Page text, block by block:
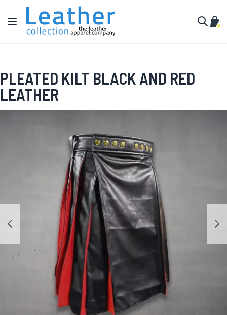
Zum Inhalt springen
Navigation umschalten
PLEATED KILT BLACK AND RED
LEATHER